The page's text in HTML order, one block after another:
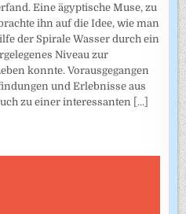
Eine ägyptische Muse, zu
ihn auf die Idee, wie man
der Spirale Wasser durch ein
Niveau zur
konnte. Vorausgegangen
und Erlebnisse aus
zu einer interessanten [...]